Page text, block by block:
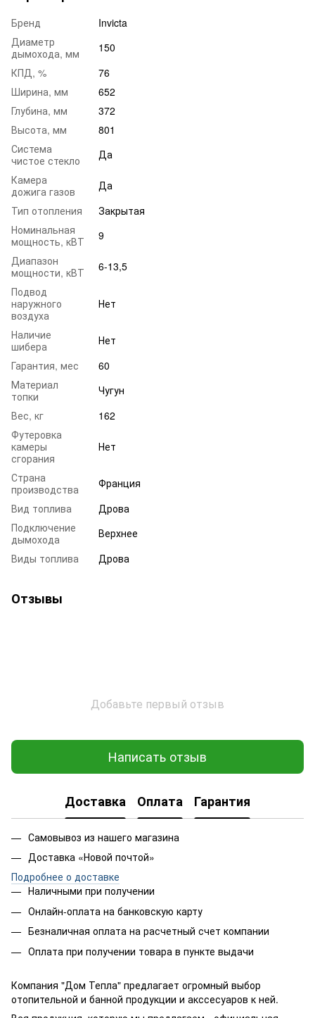
Бренд
Invicta
Диаметр
дымохода, мм
150
КПД, %
76
Ширина, мм
652
Глубина, мм
372
Высота, мм
801
Система
чистое стекло
Да
Камера
дожига газов
Да
Тип отопления
Закрытая
Номинальная
мощность, кВТ
9
Диапазон
мощности, кВТ
6-13,5
Подвод
наружного
воздуха
Нет
Наличие
шибера
Нет
Гарантия, мес
60
Материал
топки
Чугун
Вес, кг
162
Футеровка
камеры
сгорания
Нет
Страна
производства
Франция
Вид топлива
Дрова
Подключение
дымохода
Верхнее
Виды топлива
Дрова
Отзывы
Добавьте первый отзыв
Написать отзыв
Доставка Оплата Гарантия
Самовывоз из нашего магазина
Доставка «Новой почтой»
Подробнее о доставке
Наличными при получении
Онлайн-оплата на банковскую карту
Безналичная оплата на расчетный счет компании
Оплата при получении товара в пункте выдачи
Компания "Дом Тепла" предлагает огромный выбор
отопительной и банной продукции и акссесуаров к ней.